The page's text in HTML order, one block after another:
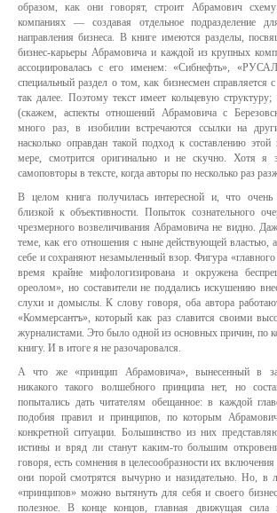
образом, как они говорят, строит Абрамович
компаниях — создавая отдельное подразделение
направления бизнеса. В книге имеются разделы,
бизнес-карьеры Абрамовича и каждой из крупных
ассоциировалась с его именем: «Сибнефть»,
специальный раздел о том, как бизнесмен
так далее. Поэтому текст имеет кольцевую
(скажем, аспекты отношений Абрамовича с
много раз, в изобилии встречаются ссылки на
насколько оправдан такой подход к составлению
мере, смотрится оригинально и не скучно. Хотя я
самоповторы в тексте, когда авторы по несколько раз
В целом книга получилась интересной и, что очень
близкой к объективности. Попыток сознательного
чрезмерного возвеличивания Абрамовича не видно.
теме, как его отношения с ныне действующей властью,
себе и сохраняют незамыленный взор. Фигура «главного
время крайне мифологизирована и окружена
ореолом», но составители не поддались искушению
слухи и домыслы. К слову говоря, оба автора
«Коммерсантъ», который как раз славится своими
журналистами. Это было одной из основных причин, по
книгу. И в итоге я не разочаровался.
А что же «принцип Абрамовича», вынесенный в
никакого такого волшебного принципа нет, но
попытались дать читателям обещанное: в каждой
подобия правил и принципов, по которым
конкретной ситуации. Большинство из них
истины и вряд ли станут каким-то большим
говоря, есть сомнения в целесообразности их
они порой смотрятся вычурно и назидательно. Но, в
«принципов» можно вытянуть для себя и своего
полезное. В конце концов, главная движущая сила